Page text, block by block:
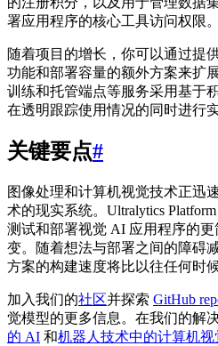
署应用程序的核心工具访问权限。
随着项目的增长，你可以通过提
功能和部署容量的额外方案来扩
训练和托管端点等服务采用基于
在透明跟踪使用情况的同时进行
关键要点#
图像处理和计算机视觉技术正迅
术的现实系统。Ultralytics
测试和部署视觉 AI 应用程序的
变。随着想法与部署之间的障碍
方案的构建速度将比以往任何时
加入我们的社区并探索 GitHub
觉模型的更多信息。在我们的解
的 AI 和机器人技术中的计算机视